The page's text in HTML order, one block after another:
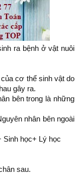
ra bệnh ở vật nuôi
cơ thể sinh vật do
gây ra.
bên trong là những
nhân bên ngoài
học+ Lý học
sau.